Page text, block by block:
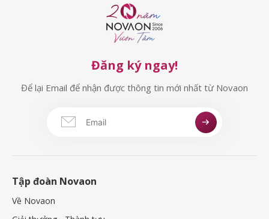
Đăng ký ngay!
Để lại Email để nhận được thông tin mới nhất từ Novaon
Tập đoàn Novaon
Về Novaon